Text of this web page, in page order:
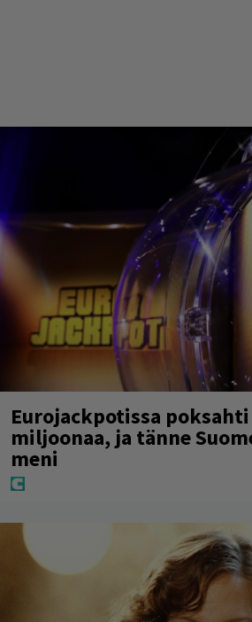
Eurojackpotissa
miljoonaa, ja tänne
meni